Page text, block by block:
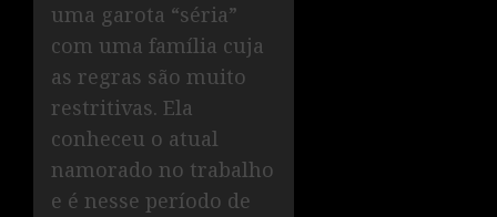
uma garota “séria”
com uma família cuja
as regras são muito
restritivas. Ela
conheceu o atual
namorado no trabalho
e é nesse período de